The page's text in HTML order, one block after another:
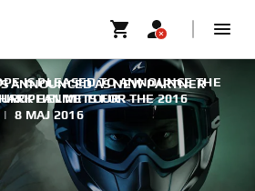
ANNOUNCED AS NEW PARTNER
MT TOUR
IS PLEASED TO ANNOUNCE THE
HELMETS FOR THE 2016
| 8 MAJ 2016